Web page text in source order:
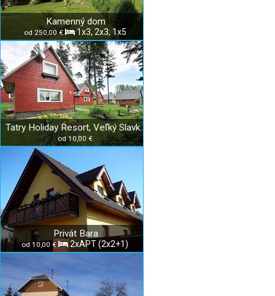
Kamenný dom
od 250,00 € 1x3, 2x3, 1x5
Tatry Holiday Resort, Veľký Slavkov
od 10,00 €
Privát Bara
od 10,00 € 2xAPT (2x2+1)